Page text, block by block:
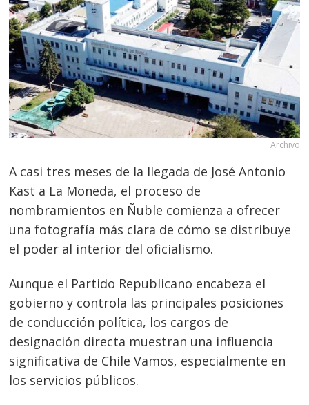
Archivo
A casi tres meses de la llegada de José Antonio
Kast a La Moneda, el proceso de
nombramientos en Ñuble comienza a ofrecer
una fotografía más clara de cómo se distribuye
el poder al interior del oficialismo.
Aunque el Partido Republicano encabeza el
gobierno y controla las principales posiciones
de conducción política, los cargos de
designación directa muestran una influencia
significativa de Chile Vamos, especialmente en
los servicios públicos.